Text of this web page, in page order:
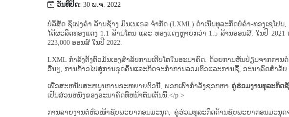
ວັນທີປິດ: 30 ພ.ຈ. 2022
ບໍລິສັດ ຊິເຟງຄຳ ລ້ານຊ້າງ ມິນເນເຣລ ຈຳກັດ (LXML) ດຳເນີນທຸລະກິດບໍ່ຄຳ-ທອງເຊໂປ
ໄດ້ຜະລິດທອງແດງ 1.1 ລ້ານໂຕນ ແລະ ທອງແດງຫຼາຍກວ່າ 1.5 ລ້ານອອນສ໌. ໃນປີ
223,000 ອອນສ໌ ໃນປີ 2022.
LXML ກໍາລັງຕັ້ງຕົວມັນເອງສໍາລັບການເຕີບໂຕໃນອະນາຄົດ. ດ້ວຍການຫັນປ່ຽນຈາກກາ
ອື່ນໆ, ການກ້າວໄປສູ່ການຂຸດຄົ້ນແລະກິດຈະກໍາການລວມຕົວແລະການຊື້, ອະນາຄົດສໍາລັບ
ເພື່ອສະຫນັບສະຫນູນການຂະຫຍາຍຕົວນີ້, ພວກເຮົາກໍາລັງຊອກຫາ ຄູ່ຮ່ວມງານທຸລະກິດ
ເປັນສ່ວນຫນຶ່ງຂອງອະນາຄົດທີ່ຫນ້າຕື່ນເຕັ້ນນີ້.</p >
ການລາຍງານຕໍ່ຫົວໜ້າຊັບພະຍາກອນມະນຸດ, ຄູ່ຮ່ວມທຸລະກິດດ້ານຊັບພະຍາກອນມະນຸ